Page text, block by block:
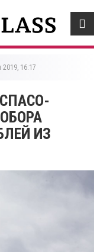
2019, 16:17
ИЗ